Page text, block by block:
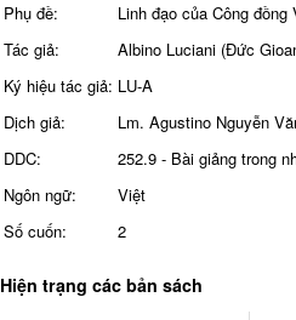
Phụ đề:
Linh đạo của Công
Tác giả:
Albino Luciani (Đức
Ký hiệu tác giả: LU-A
Dịch giả:
Lm. Agustino Nguyễn
DDC:
252.9 - Bài giảng trong
Ngôn ngữ:
Việt
Số cuốn:
2
Hiện trạng các bản sách